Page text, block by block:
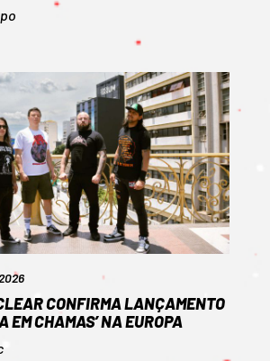
CONFIRMA LANÇAMENTO
EM CHAMAS’ NA EUROPA